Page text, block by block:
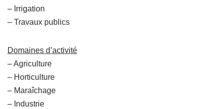
– Irrigation
– Travaux publics
Domaines d’activité
– Agriculture
– Horticulture
– Maraîchage
– Industrie